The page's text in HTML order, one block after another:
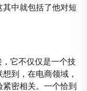
中就包括了他对短
它不仅仅是一个技
到，在电商领域，
密相关。一个恰到